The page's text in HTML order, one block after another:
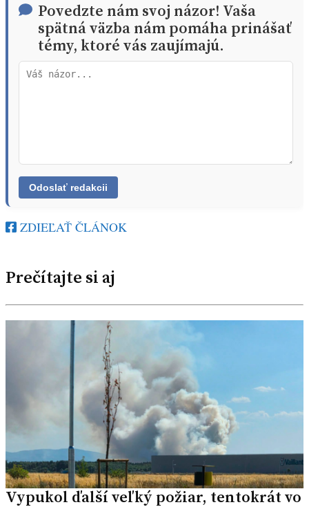
Povedzte nám svoj názor! Vaša
spätná väzba nám pomáha prinášať
témy, ktoré vás zaujímajú.
ZDIEĽAŤ ČLÁNOK
Prečítajte si aj
Vypukol ďalší veľký požiar, tentokrát vo